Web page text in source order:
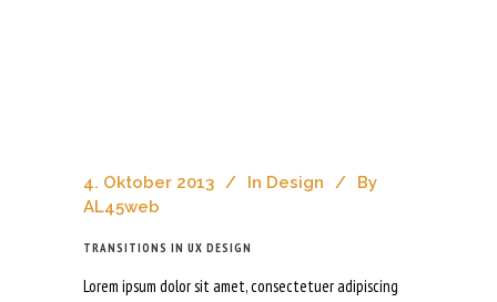
4. Oktober 2013 In Design
By
AL45web
TRANSITIONS IN UX DESIGN
Lorem ipsum dolor sit amet, consectetuer adipiscing